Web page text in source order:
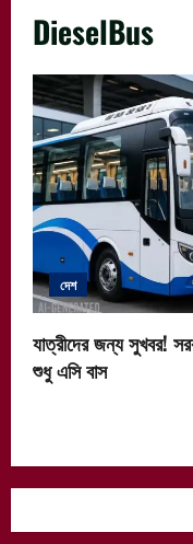
DieselBus
দেশ
যাত্রীদের জন্য সুখবর!
শুধু এসি বাস